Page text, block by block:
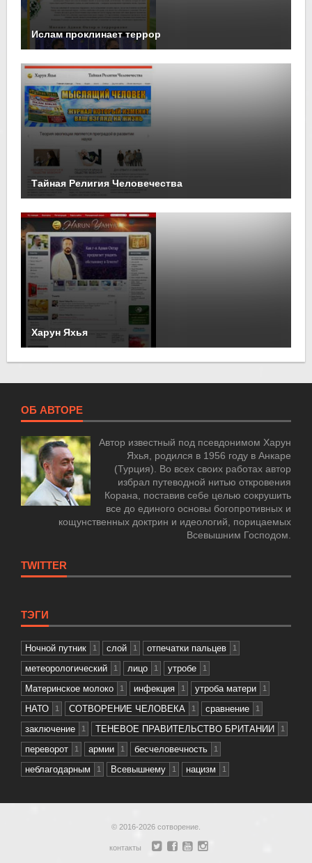
Ислам проклинает террор
Тайная Религия Человечества
Харун Яхья
ОБ АВТОРЕ
Автор известный под псевдонимом Харун
Яхья, родился в 1956 году в Анкаре
(Турция). Во всех своих работах автор
избрал путеводной нитью откровения
Корана, поставив себе целью сокрушить
все до единого основы богопротивных и
кощунственных доктрин и идеологий, порицаемых
Всевышним Господом.
TWITTER
ТЭГИ
Ночной путник 1 слой 1 отпечатки пальцев 1
метеорологический 1 лицо 1 утробе 1
Материнское молоко 1 инфекция 1 утроба матери 1
НАТО 1 СОТВОРЕНИЕ ЧЕЛОВЕКА 1 сравнение 1
заключение 1 ТЕНЕВОЕ ПРАВИТЕЛЬСТВО БРИТАНИИ 1
переворот 1 армии 1 бесчеловечность 1
неблагодарным 1 Всевышнему 1 нацизм 1
© 2016-2026 сотворение.
контакты